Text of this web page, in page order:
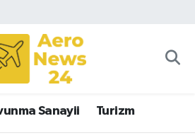
Sanayii Turizm